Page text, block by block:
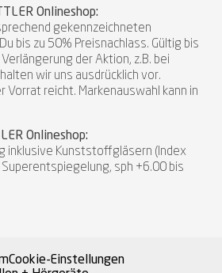
Onlineshop:
gekennzeichneten
bis zu 50% Preisnachlass. Gültig bis
der Aktion, z.B. bei
wir uns ausdrücklich vor.
Vorrat reicht. Markenauswahl kann in
Onlineshop:
inklusive Kunststoffgläsern (Index
sph +6.00 bis
Cookie-Einstellungen